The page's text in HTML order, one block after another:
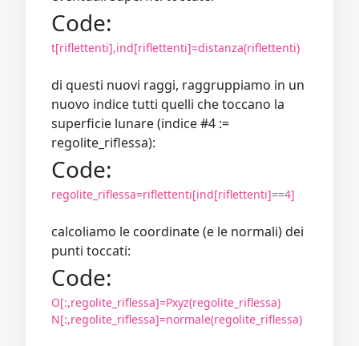
Code:
t[riflettenti],ind[riflettenti]=distanza(riflettenti)
di questi nuovi raggi, raggruppiamo in un
nuovo indice tutti quelli che toccano la
superficie lunare (indice #4 :=
regolite_riflessa):
Code:
regolite_riflessa=riflettenti[ind[riflettenti]==4]
calcoliamo le coordinate (e le normali) dei
punti toccati:
Code:
O[:,regolite_riflessa]=Pxyz(regolite_riflessa)
N[:,regolite_riflessa]=normale(regolite_riflessa)